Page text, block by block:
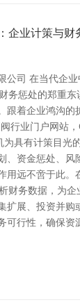
企业计策与财
公司 在当代企
务惩处的郑重
跟着企业鸿沟的
行业门户网站
为具有计策目光
、资金惩处、风
用远不啻于此。
财务数据，为企
扩展、投资并购
可行性，确保资